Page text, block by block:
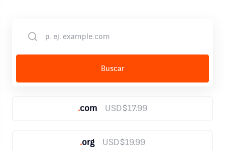
.com USD$17.99
.org USD$19.99